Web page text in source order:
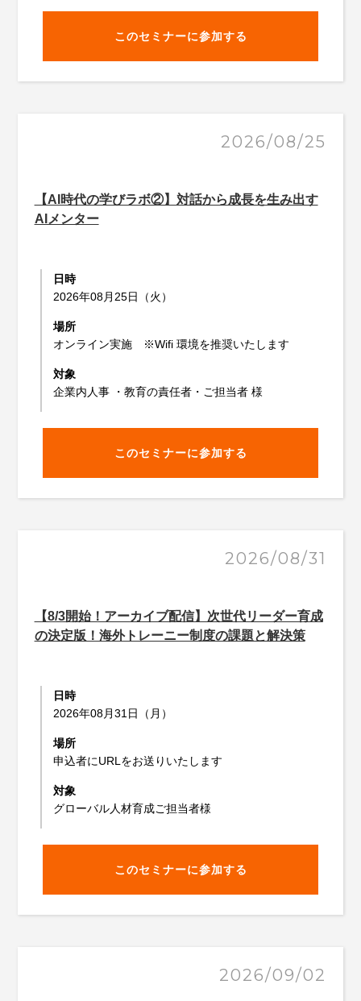
このセミナーに参加する
2026/08/25
【AI時代の学びラボ②】対話から成長を生み出す
AIメンター
日時
2026年08月25日（火）
場所
オンライン実施 ※Wifi 環境を推奨いたします
対象
企業内人事 ・教育の責任者・ご担当者 様
このセミナーに参加する
2026/08/31
【8/3開始！アーカイブ配信】次世代リーダー育成
の決定版！海外トレーニー制度の課題と解決策
日時
2026年08月31日（月）
場所
申込者にURLをお送りいたします
対象
グローバル人材育成ご担当者様
このセミナーに参加する
2026/09/02